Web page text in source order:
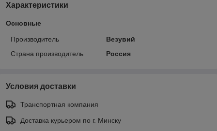
Характеристики
Основные
Производитель
Везувий
Страна производитель
Россия
Условия доставки
Транспортная компания
Доставка курьером по г. Минску